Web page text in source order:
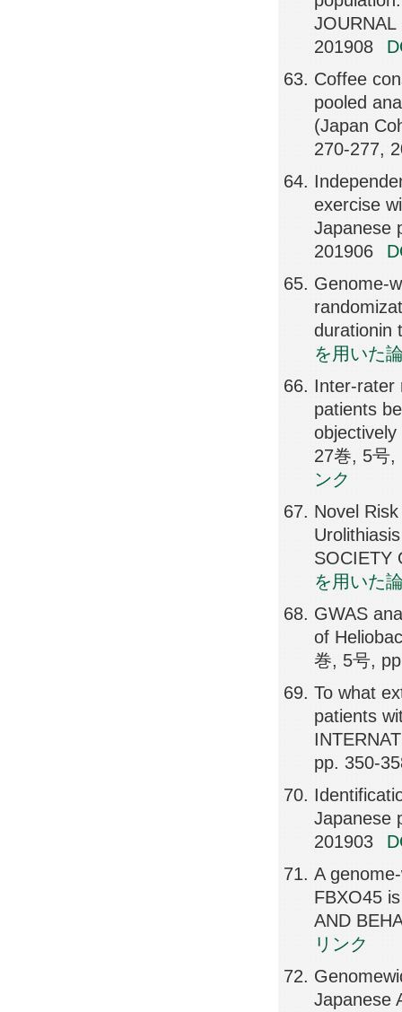
201908
Coffee
pooled
(Japan
270-277,
exercise
Japanese
201906
Genome-
durationin
を用いた
Inter-rater
patients
27巻, 5号,
ンク
Novel
SOCIETY
を用いた
GWAS
of
巻, 5号,
To what
patients
pp. 350-
Japanese
201903
A
FBXO45
AND
リンク
Japanese